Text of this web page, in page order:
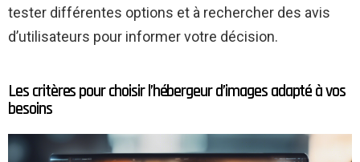
tester différentes options et à rechercher des avis
d’utilisateurs pour informer votre décision.
Les critères pour choisir l’hébergeur d’images adapté à vos
besoins